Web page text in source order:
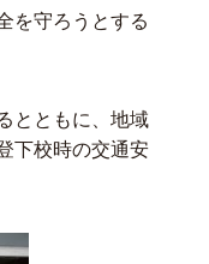
を守ろうとする
とともに、地域
下校時の交通安